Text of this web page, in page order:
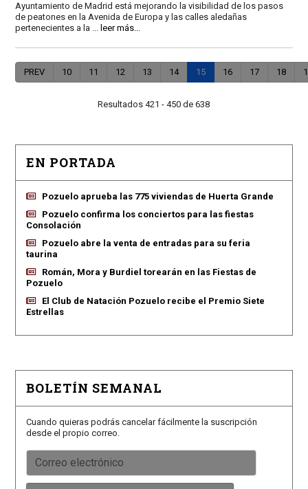
Ayuntamiento de Madrid está mejorando la visibilidad de los pasos
de peatones en la Avenida de Europa y las calles aledañas
pertenecientes a la ... leer más...
PREV 10 11 12 13 14 15 16 17 18
Resultados 421 - 450 de 638
EN PORTADA
Pozuelo aprueba las 775 viviendas de Huerta Grande
Pozuelo confirma los conciertos para las fiestas
Consolación
Pozuelo abre la venta de entradas para su feria
taurina
Román, Mora y Burdiel torearán en las Fiestas de
Pozuelo
El Club de Natación Pozuelo recibe el Premio Siete
Estrellas
BOLETÍN SEMANAL
Cuando quieras podrás cancelar fácilmente la suscripción
desde el propio correo.